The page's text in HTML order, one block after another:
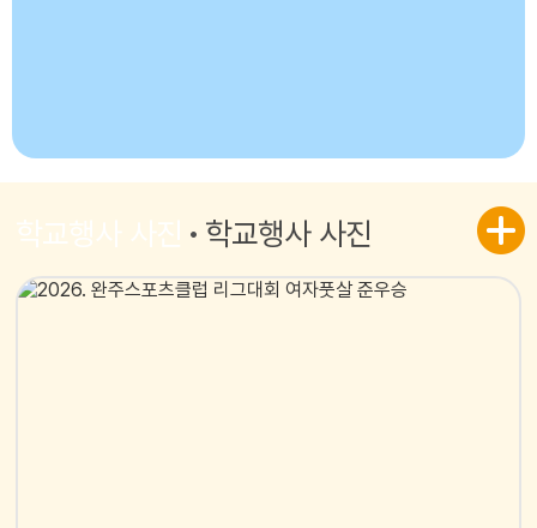
학교행사 사진 학교행사 사진